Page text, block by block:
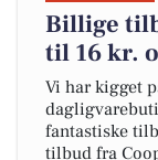
Billige
til 16 kr.
Vi har kigget
fantastiske
tilbud fra